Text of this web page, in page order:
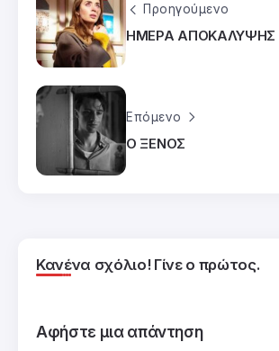
Προηγούμενο
ΗΜΕΡΑ ΑΠΟΚΑΛΥΨΗΣ
Επόμενο
Ο ΞΕΝΟΣ
Κανένα σχόλιο! Γίνε ο πρώτος.
Αφήστε μια απάντηση